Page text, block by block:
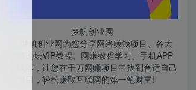
梦帆创业网
梦帆创业网为您分享网络赚钱项目、各大
网赚论坛VIP教程、网赚教程学习、手机APP
赚钱等，让您在千万网赚项目中找到合适自己
的项目，轻松赚取互联网的第一笔财富!